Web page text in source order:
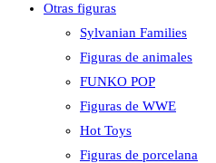
Otras figuras
Sylvanian Families
Figuras de animales
FUNKO POP
Figuras de WWE
Hot Toys
Figuras de porcelana